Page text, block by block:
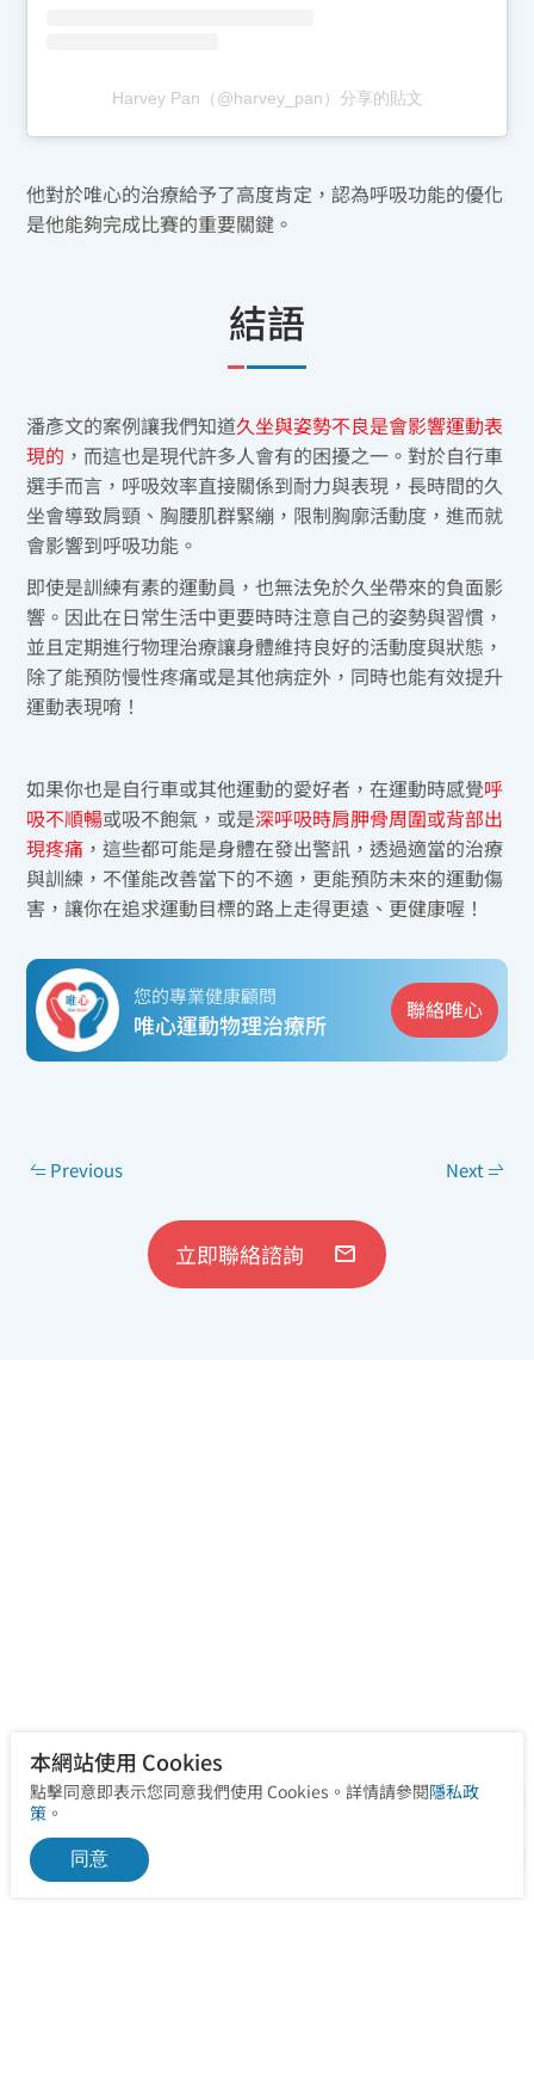
Harvey Pan（@harvey_pan）分享的貼文
他對於唯心的治療給予了高度肯定，認為呼吸功能的優化
是他能夠完成比賽的重要關鍵。
結語
潘彥文的案例讓我們知道久坐與姿勢不良是會影響運動表
現的 ，而這也是現代許多人會有的困擾之一。對於自行車
選手而言，呼吸效率直接關係到耐力與表現，長時間的久
坐會導致肩頸、胸腰肌群緊繃，限制胸廓活動度，進而就
會影響到呼吸功能。
即使是訓練有素的運動員，也無法免於久坐帶來的負面影
響。因此在日常生活中更要時時注意自己的姿勢與習慣，
並且定期進行物理治療讓身體維持良好的活動度與狀態，
除了能預防慢性疼痛或是其他病症外，同時也能有效提升
運動表現唷！
如果你也是自行車或其他運動的愛好者，在運動時感覺呼
吸不順暢或吸不飽氣，或是深呼吸時肩胛骨周圍或背部出
現疼痛 ，這些都可能是身體在發出警訊，透過適當的治療
與訓練，不僅能改善當下的不適，更能預防未來的運動傷
害，讓你在追求運動目標的路上走得更遠、更健康喔！
您的專業健康顧問
唯心運動物理治療所
聯絡唯心
Previous
立即聯絡諮詢
Next
本網站使用 Cookies
點擊同意即表示您同意我們使用 Cookies。詳情請參閱隱私政
策。
同意